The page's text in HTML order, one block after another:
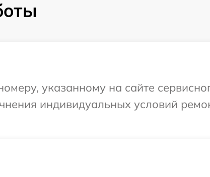
указанному на сайте
индивидуальных условий